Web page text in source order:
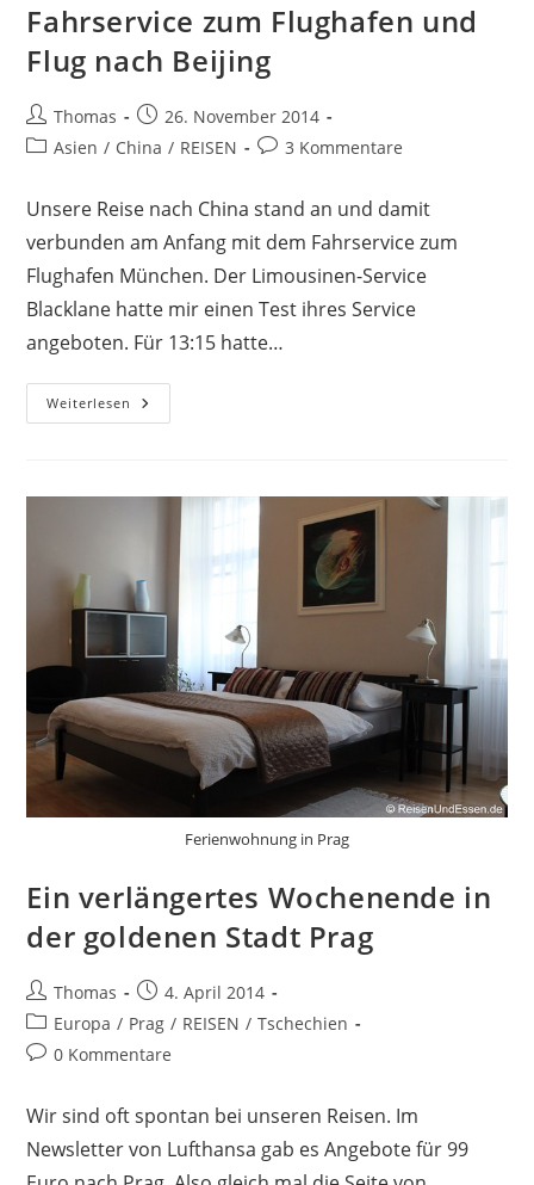
Fahrservice zum Flughafen und
Flug nach Beijing
Beitrags-
Autor:
Thomas
Beitrag
veröffentlicht:
26. November 2014
Beitrags-
Asien / China / REISEN
Beitrags-
3 Kommentare
Unsere Reise nach China stand an und damit
verbunden am Anfang mit dem Fahrservice zum
Flughafen München. Der Limousinen-Service
Blacklane hatte mir einen Test ihres Service
angeboten. Für 13:15 hatte…
Weiterlesen Fahrservice
Zum
Beijing
Ferienwohnung in Prag
Ein verlängertes Wochenende in
der goldenen Stadt Prag
Beitrags-
Autor:
Thomas
Beitrag
veröffentlicht:
4. April 2014
Beitrags-
Kategorie:
Europa / Prag / REISEN / Tschechien
Beitrags-
0 Kommentare
Wir sind oft spontan bei unseren Reisen. Im
Newsletter von Lufthansa gab es Angebote für 99